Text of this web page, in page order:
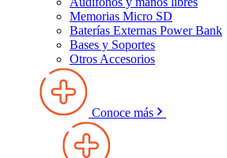
Memorias Micro SD
Baterías Externas Power Bank
Bases y Soportes
Otros Accesorios
Conoce más